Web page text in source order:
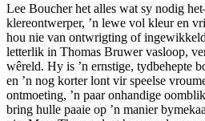
Lee Boucher het alles wat sy nodig
klereontwerper, ’n lewe vol kleur en
hou nie van ontwrigting of
letterlik in Thomas Bruwer vasloop,
wêreld. Hy is ’n ernstige, tydbehepte
en ’n nog korter lont vir speelse
ontmoeting, ’n paar onhandige
bring hulle paaie op ’n manier